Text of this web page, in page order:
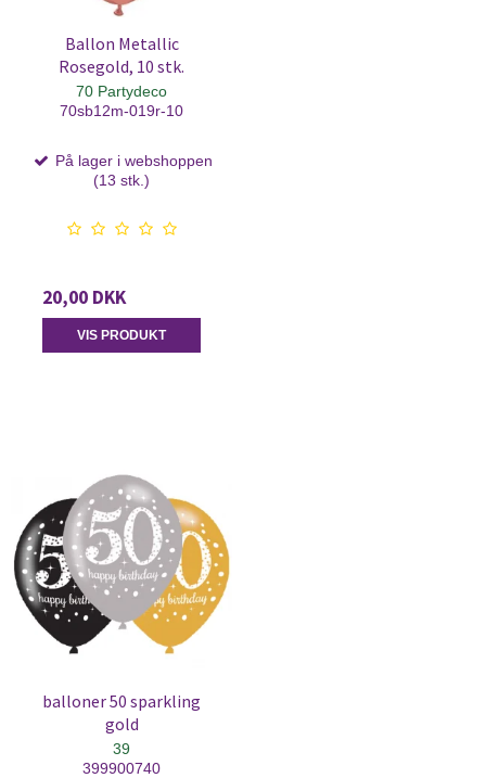
Ballon Metallic
Rosegold, 10 stk.
70 Partydeco
70sb12m-019r-10
På lager i webshoppen
(13 stk.)
20,00 DKK
VIS PRODUKT
balloner 50 sparkling
gold
39
399900740